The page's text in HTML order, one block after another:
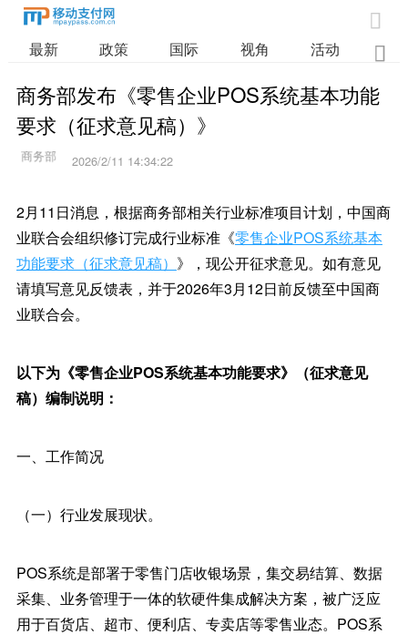

最新 政策 国际 视角 活动 业

商务部发布《零售企业POS系统基本功能
要求（征求意见稿）》
2026/2/11 14:34:22
2月11日消息，根据商务部相关行业标准项目计划，中国商
业联合会组织修订完成行业标准《零售企业POS系统基本
功能要求（征求意见稿） 》，现公开征求意见。如有意见
请填写意见反馈表，并于2026年3月12日前反馈至中国商
业联合会。
以下为《零售企业POS系统基本功能要求》（征求意见
稿）编制说明：
一、工作简况
（一）行业发展现状。
POS系统是部署于零售门店收银场景，集交易结算、数据
采集、业务管理于一体的软硬件集成解决方案，被广泛应
用于百货店、超市、便利店、专卖店等零售业态。POS系